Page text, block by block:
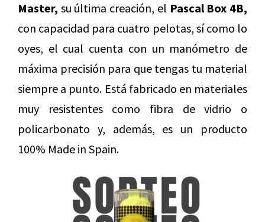
Master, su última creación, el Pascal Box 4B,
con capacidad para cuatro pelotas, sí como lo
oyes, el cual cuenta con un manómetro de
máxima precisión para que tengas tu material
siempre a punto. Está fabricado en materiales
muy resistentes como fibra de vidrio o
policarbonato y, además, es un producto
100% Made in Spain.